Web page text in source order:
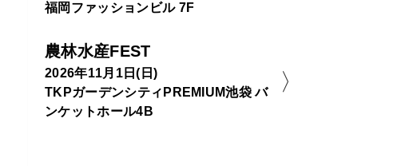
福岡ファッションビル 7F
農林水産FEST
2026年11月1日(日)
TKPガーデンシティPREMIUM池袋 バ
ンケットホール4B